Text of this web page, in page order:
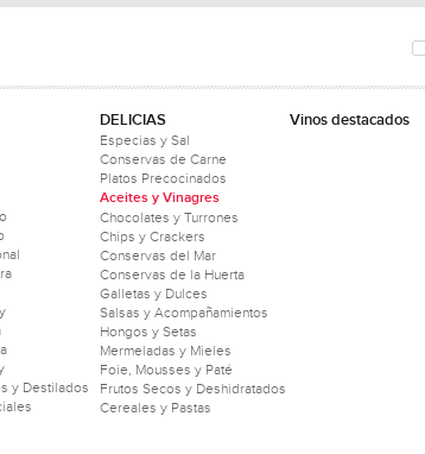
y Destilados
DELICIAS
Especias y Sal
Conservas de Carne
Platos Precocinados
Aceites y Vinagres
Chocolates y Turrones
Chips y Crackers
Conservas del Mar
Conservas de la Huerta
Galletas y Dulces
Salsas y Acompañamientos
Hongos y Setas
Mermeladas y Mieles
Foie, Mousses y Paté
Frutos Secos y Deshidratados
Cereales y Pastas
Vinos destacados